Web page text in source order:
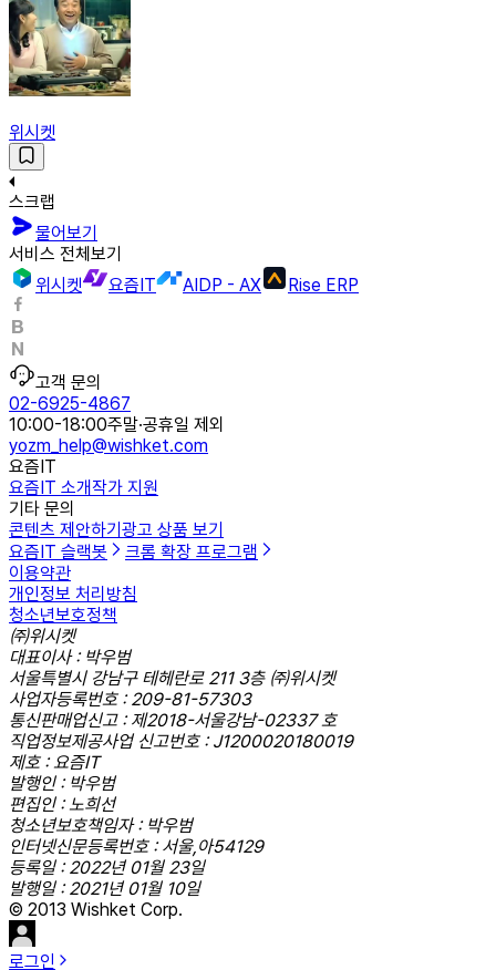
위시켓
스크랩
물어보기
서비스 전체보기
위시켓
요즘IT AIDP - AX Rise ERP
고객 문의
02-6925-4867
10:00-18:00주말·공휴일 제외
yozm_help@wishket.com
요즘IT
요즘IT 소개작가 지원
기타 문의
콘텐츠 제안하기광고 상품 보기
요즘IT 슬랙봇
크롬 확장 프로그램
이용약관
개인정보 처리방침
청소년보호정책
㈜위시켓
대표이사 : 박우범
서울특별시 강남구 테헤란로 211 3층 ㈜위시켓
사업자등록번호 : 209-81-57303
통신판매업신고 : 제2018-서울강남-02337 호
직업정보제공사업 신고번호 : J1200020180019
제호 : 요즘IT
발행인 : 박우범
편집인 : 노희선
청소년보호책임자 : 박우범
인터넷신문등록번호 : 서울,아54129
등록일 : 2022년 01월 23일
발행일 : 2021년 01월 10일
© 2013 Wishket Corp.
로그인